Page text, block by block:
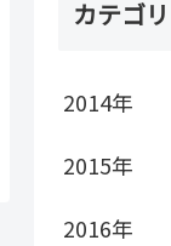
カテゴ
2014年
2015年
2016年